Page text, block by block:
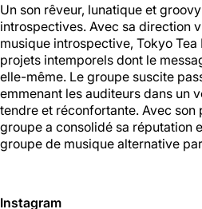
Voir la carte
Réserver une table
Le Toit
Lun, Mar, Mer, Jeu, Ven : 17h -
Voir la carte
Un son rêveur, lunatique et
introspectives. Avec sa direction
musique introspective, Tokyo
projets intemporels dont le
elle-même. Le groupe suscite
emmenant les auditeurs dans un
tendre et réconfortante. Avec son
groupe a consolidé sa réputation
groupe de musique alternative
Instagram